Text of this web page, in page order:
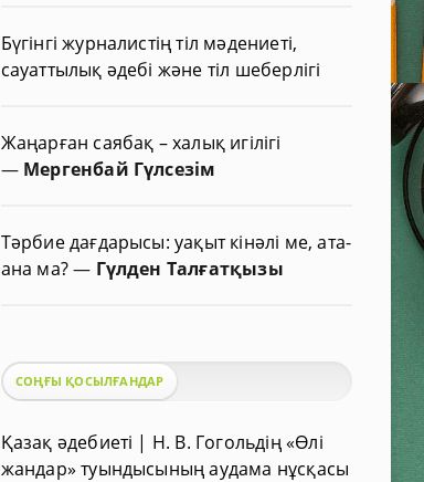
Бүгінгі журналистің тіл мәдениеті,
сауаттылық әдебі және тіл шеберлігі
Жаңарған саябақ – халық игілігі
— Мергенбай Гүлсезім
Тәрбие дағдарысы: уақыт кінәлі ме, ата-
ана ма?— Гүлден Талғатқызы
СОҢҒЫ ҚОСЫЛҒАНДАР
Қазақ әдебиеті | Н. В. Гогольдің «Өлі
жандар» туындысының аудама нұсқасы